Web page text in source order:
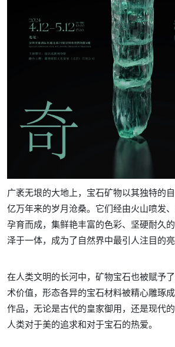
广袤无垠的大地上，宝石矿物以其独特的
亿万年来的岁月沧桑。它们经由火山喷发
孕育而成，集鲜艳丰富的色彩、坚硬耐久
泽于一体，成为了自然界中最引人注目的亮
在人类文明的长河中，矿物宝石也被赋予
术价值，形态各异的宝石材料被精心雕琢
作品，无论是古代的皇家御用，还是现代
人类对于美的追求和对于宝石的热爱。